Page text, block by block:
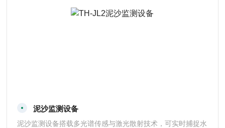
泥沙监测设备
泥沙监测设备搭载多光谱传感与激光散射技术，可实时捕捉水